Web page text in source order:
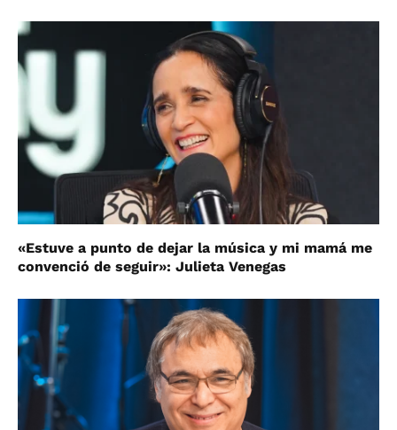
«Estuve a punto de dejar la música y mi mamá me
convenció de seguir»: Julieta Venegas